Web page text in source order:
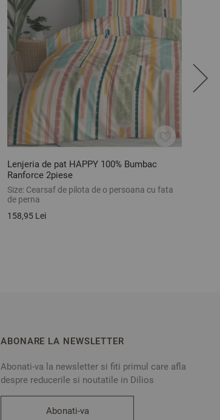
Lenjeria de pat HAPPY 100% Bumbac
Ranforce 2piese
Size: Cearsaf de pilota de o persoana cu fata
de perna
158,95 Lei
ABONARE LA NEWSLETTER
Abonati-va la newsletter si fiti primul care afla
despre reducerile si noutatile in Dilios
Abonati-va